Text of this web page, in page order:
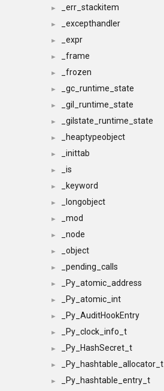
► _err_stackitem
► _excepthandler
► _expr
► _frame
► _frozen
► _gc_runtime_state
► _gil_runtime_state
► _gilstate_runtime_state
► _heaptypeobject
► _inittab
► _is
► _keyword
► _longobject
► _mod
► _node
► _object
► _pending_calls
► _Py_atomic_address
► _Py_atomic_int
► _Py_AuditHookEntry
► _Py_clock_info_t
► _Py_HashSecret_t
► _Py_hashtable_allocator_t
► _Py_hashtable_entry_t